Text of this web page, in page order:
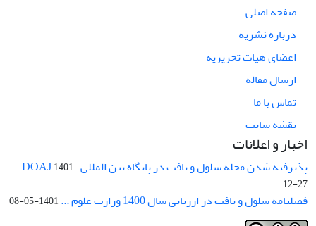
صفحه اصلی
درباره نشریه
اعضای هیات تحریریه
ارسال مقاله
تماس با ما
نقشه سایت
اخبار و اعلانات
پذیرفته شدن مجله سلول و بافت در پایگاه بین المللی DOAJ1401-
12-27
فصلنامه سلول و بافت در ارزیابی سال 1400 وزارت علوم ... 1401-05-08